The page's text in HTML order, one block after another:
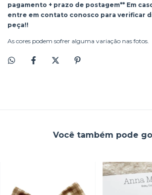
pagamento + prazo de postagem** Em
entre em contato conosco para verificar
peça!!
As cores podem sofrer alguma variação nas fotos.
Você também pode